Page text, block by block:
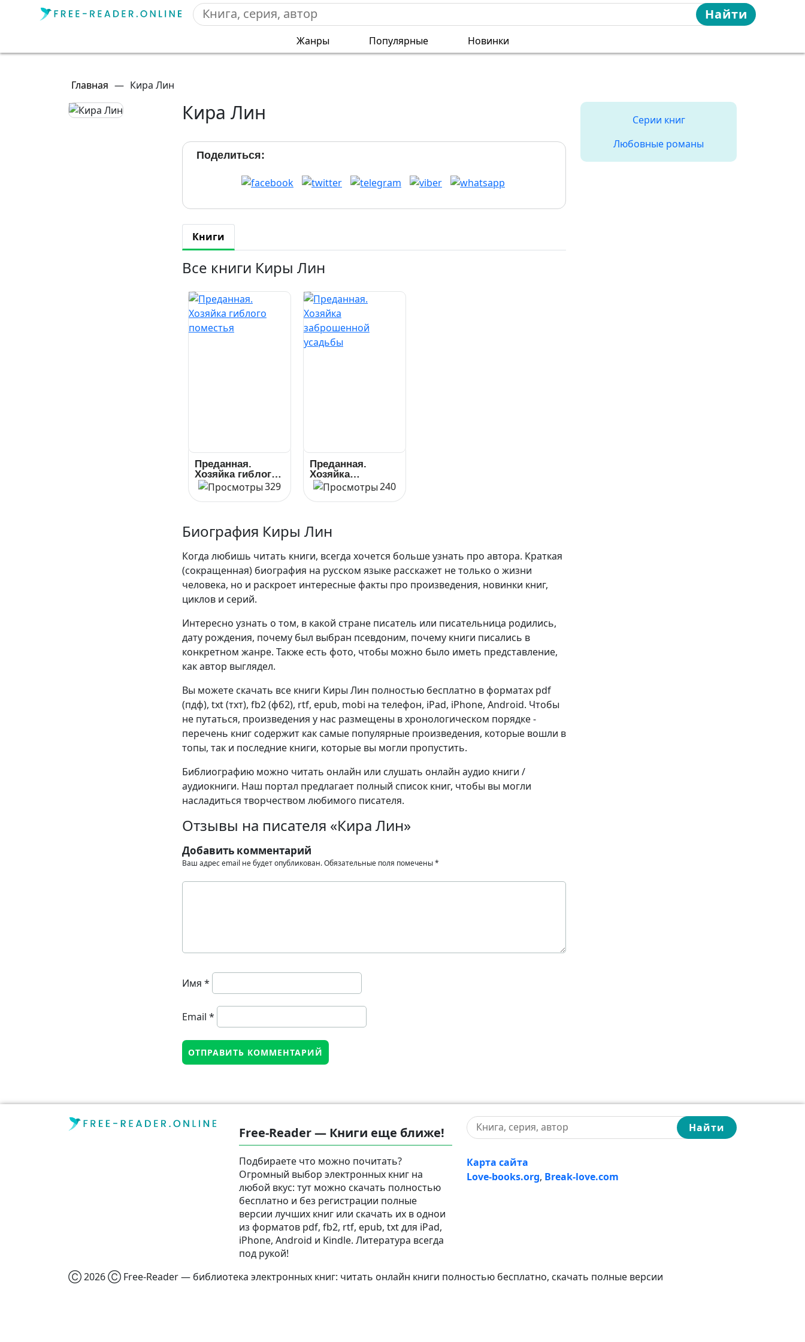
Найти
Жанры Популярные Новинки
Главная — Кира Лин
Кира Лин
Поделиться:
Книги
Все книги Киры Лин
Преданная.
Хозяйка гиблого
поместья
329
Преданная.
Хозяйка
заброшенной
усадьбы
240
Биография Киры Лин
Когда любишь читать книги, всегда хочется больше узнать про автора. Краткая
(сокращенная) биография на русском языке расскажет не только о жизни
человека, но и раскроет интересные факты про произведения, новинки книг,
циклов и серий.
Интересно узнать о том, в какой стране писатель или писательница родились,
дату рождения, почему был выбран псевдоним, почему книги писались в
конкретном жанре. Также есть фото, чтобы можно было иметь представление,
как автор выглядел.
Вы можете скачать все книги Киры Лин полностью бесплатно в форматах pdf
(пдф), txt (тхт), fb2 (фб2), rtf, epub, mobi на телефон, iPad, iPhone, Android. Чтобы
не путаться, произведения у нас размещены в хронологическом порядке -
перечень книг содержит как самые популярные произведения, которые вошли в
топы, так и последние книги, которые вы могли пропустить.
Библиографию можно читать онлайн или слушать онлайн аудио книги /
аудиокниги. Наш портал предлагает полный список книг, чтобы вы могли
насладиться творчеством любимого писателя.
Отзывы на писателя «Кира Лин»
Добавить комментарий
Ваш адрес email не будет опубликован.Обязательные поля помечены*
Имя *
Email *
Серии книг
Любовные романы
Free-Reader — Книги еще ближе!
Подбираете что можно почитать?
Огромный выбор электронных книг на
любой вкус: тут можно скачать полностью
бесплатно и без регистрации полные
версии лучших книг или скачать их в однои
из форматов pdf, fb2, rtf, epub, txt для iPad,
iPhone, Android и Kindle. Литература всегда
под рукой!
Найти
Карта сайта
Love-books.org, Break-love.com
Ⓒ 2026 Ⓒ Free-Reader — библиотека электронных книг: читать онлайн книги полностью бесплатно, скачать полные версии